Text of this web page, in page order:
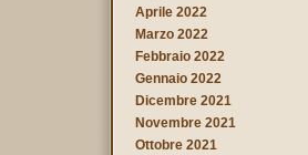
Aprile 2022
Marzo 2022
Febbraio 2022
Gennaio 2022
Dicembre 2021
Novembre 2021
Ottobre 2021